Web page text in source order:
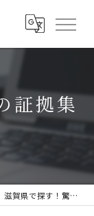
証拠集
滋賀県で探す！驚きの証拠集め！